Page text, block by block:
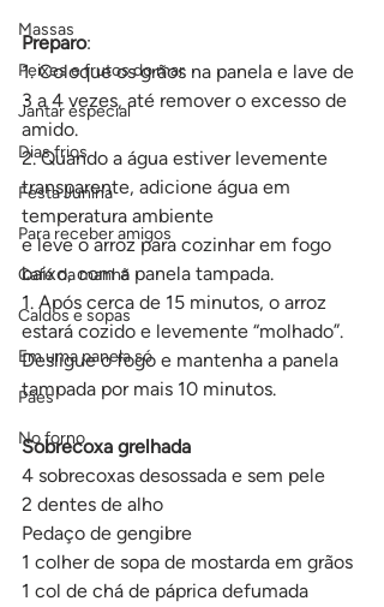
Massas
Peixes e frutos do mar
Jantar especial
Dias frios
Festa Junina
Para receber amigos
Café da manhã
Caldos e sopas
Em uma panela só
Pães
No forno
Preparo:
1. Coloque os grãos na panela e lave de
3 a 4 vezes, até remover o excesso de
amido.
2. Quando a água estiver levemente
transparente, adicione água em
temperatura ambiente
e leve o arroz para cozinhar em fogo
baixo, com a panela tampada.
1. Após cerca de 15 minutos, o arroz
estará cozido e levemente “molhado”.
Desligue o fogo e mantenha a panela
tampada por mais 10 minutos.
Sobrecoxa grelhada
4 sobrecoxas desossada e sem pele
2 dentes de alho
Pedaço de gengibre
1 colher de sopa de mostarda em grãos
1 col de chá de páprica defumada